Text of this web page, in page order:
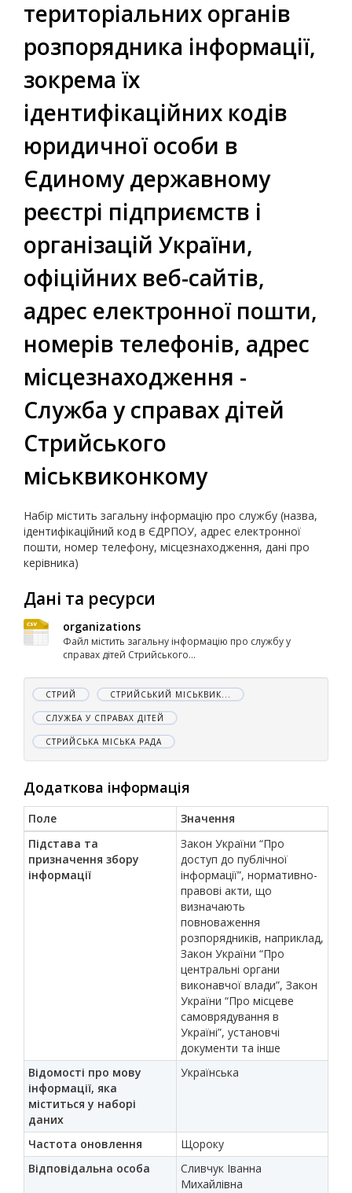
територіальних органів
розпорядника інформації,
зокрема їх
ідентифікаційних кодів
юридичної особи в
Єдиному державному
реєстрі підприємств і
організацій України,
офіційних веб-сайтів,
адрес електронної пошти,
номерів телефонів, адрес
місцезнаходження -
Служба у справах дітей
Стрийського
міськвиконкому
Набір містить загальну інформацію про службу (назва,
ідентифікаційний код в ЄДРПОУ, адрес електронної
пошти, номер телефону, місцезнаходження, дані про
керівника)
Дані та ресурси
organizations
Файл містить загальну інформацію про службу у
справах дітей Стрийського...
СТРИЙ СТРИЙСЬКИЙ МІСЬКВИК...
СЛУЖБА У СПРАВАХ ДІТЕЙ
СТРИЙСЬКА МІСЬКА РАДА
Додаткова інформація
Поле
Значення
Підстава та
призначення збору
інформації
Закон України “Про
доступ до публічної
інформації”, нормативно-
правові акти, що
визначають
повноваження
розпорядників, наприклад,
Закон України “Про
центральні органи
виконавчої влади”, Закон
України “Про місцеве
самоврядування в
Україні”, установчі
документи та інше
Відомості про мову
інформації, яка
міститься у наборі
даних
Українська
Частота оновлення
Щороку
Відповідальна особа
Сливчук Іванна
Михайлівна